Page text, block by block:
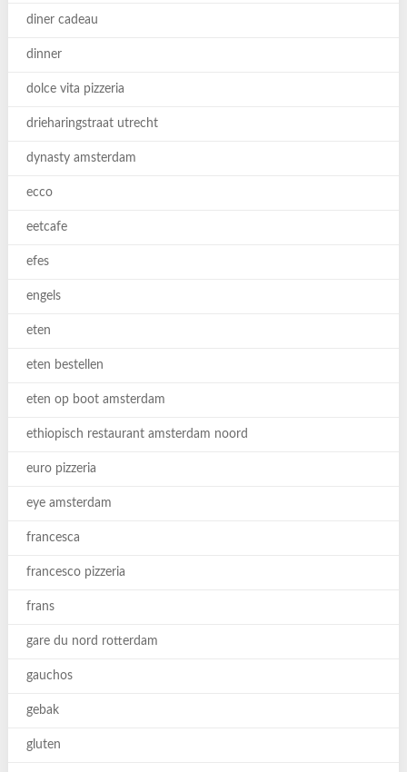
diner cadeau
dinner
dolce vita pizzeria
drieharingstraat utrecht
dynasty amsterdam
ecco
eetcafe
efes
engels
eten
eten bestellen
eten op boot amsterdam
ethiopisch restaurant amsterdam noord
euro pizzeria
eye amsterdam
francesca
francesco pizzeria
frans
gare du nord rotterdam
gauchos
gebak
gluten